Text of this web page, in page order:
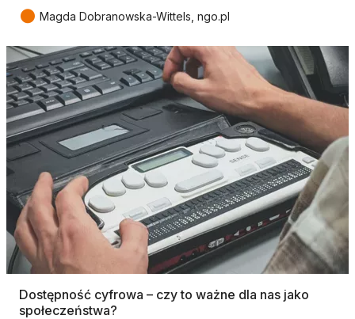
● Magda Dobranowska-Wittels, ngo.pl
Dostępność cyfrowa – czy to ważne dla nas jako
społeczeństwa?